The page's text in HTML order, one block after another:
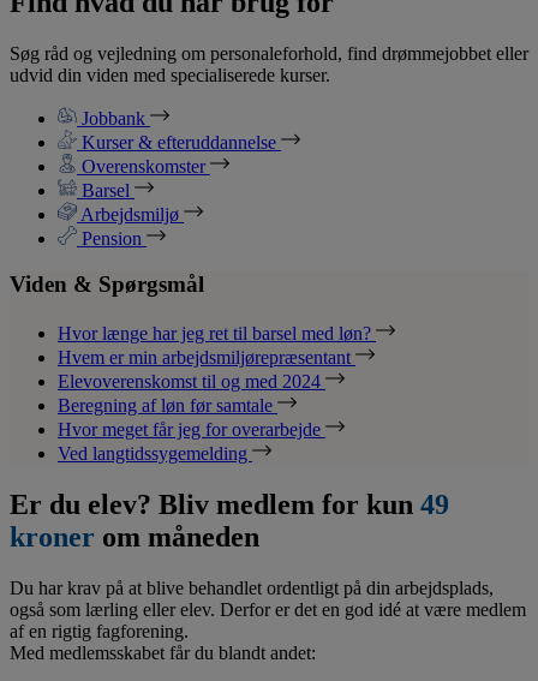
Søg råd og vejledning om personaleforhold, find drømmejobbet eller
udvid din viden med specialiserede kurser.
Jobbank
Kurser & efteruddannelse
Overenskomster
Barsel
Arbejdsmiljø
Pension
Viden & Spørgsmål
Hvor længe har jeg ret til barsel med løn?
Hvem er min arbejdsmiljørepræsentant
Elevoverenskomst til og med 2024
Beregning af løn før samtale
Hvor meget får jeg for overarbejde
Ved langtidssygemelding
Er du elev? Bliv medlem for kun 49
kroner om måneden
Du har krav på at blive behandlet ordentligt på din arbejdsplads,
også som lærling eller elev. Derfor er det en god idé at være medlem
af en rigtig fagforening.
Med medlemsskabet får du blandt andet: